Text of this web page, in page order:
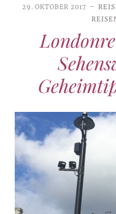
29. OKTOBER 2017